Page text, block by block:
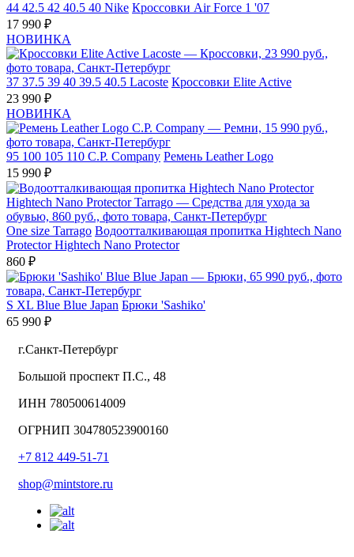
44 42.5 42 40.5 40 Nike Кроссовки Air Force 1 '07
17 990 ₽
НОВИНКА
37 37.5 39 40 39.5 40.5 Lacoste Кроссовки Elite Active
23 990 ₽
НОВИНКА
95 100 105 110 C.P. Company Ремень Leather Logo
15 990 ₽
One size Tarrago Водоотталкивающая пропитка Hightech Nano
Protector Hightech Nano Protector
860 ₽
S XL Blue Blue Japan Брюки 'Sashiko'
65 990 ₽
г.Санкт-Петербург
Большой проспект П.С., 48
ИНН 780500614009
ОГРНИП 304780523900160
+7 812 449-51-71
shop@mintstore.ru